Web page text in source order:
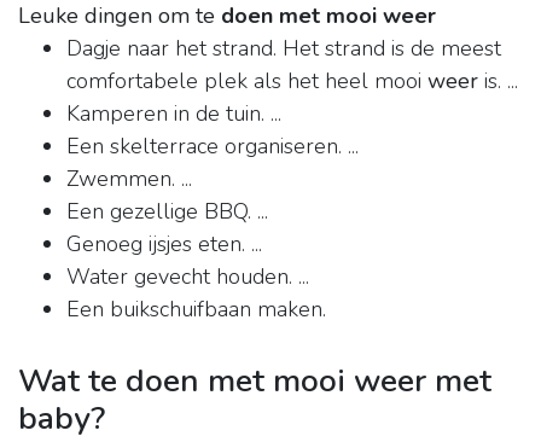
Leuke dingen om te doen met mooi weer
Dagje naar het strand. Het strand is de meest
comfortabele plek als het heel mooi weer is. ...
Kamperen in de tuin. ...
Een skelterrace organiseren. ...
Zwemmen. ...
Een gezellige BBQ. ...
Genoeg ijsjes eten. ...
Water gevecht houden. ...
Een buikschuifbaan maken.
Wat te doen met mooi weer met
baby?